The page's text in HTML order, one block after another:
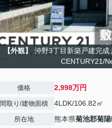
【外観】
沖野3丁目新築戸建完成
CENTURY21/
価格 2,998万円
間取り/建物面積 4LDK/106.82㎡
所在地 熊本県菊池郡菊